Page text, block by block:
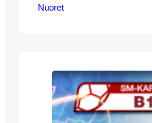
hallissa. Ulkona paistoi
ottelussa kävi juuri niin
käydä. Jos meinaa
puolustuspäässä ei voi…
Nuoret